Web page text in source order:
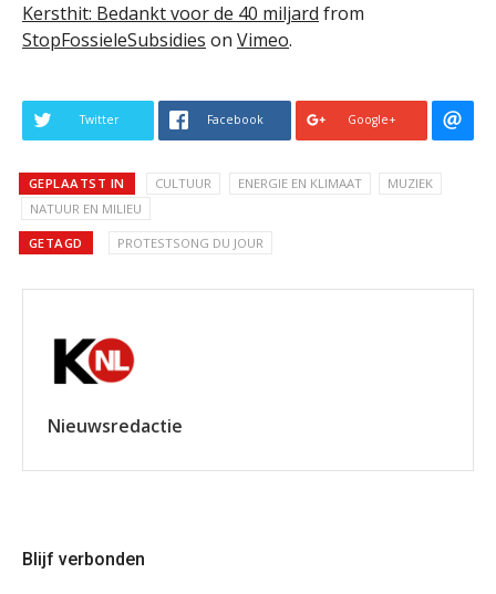
Kersthit: Bedankt voor de 40 miljard from
StopFossieleSubsidies on Vimeo.
Twitter Facebook Google+
GEPLAATST IN CULTUUR ENERGIE EN KLIMAAT
MUZIEK
NATUUR EN MILIEU
GETAGD PROTESTSONG DU JOUR
Nieuwsredactie
Blijf verbonden